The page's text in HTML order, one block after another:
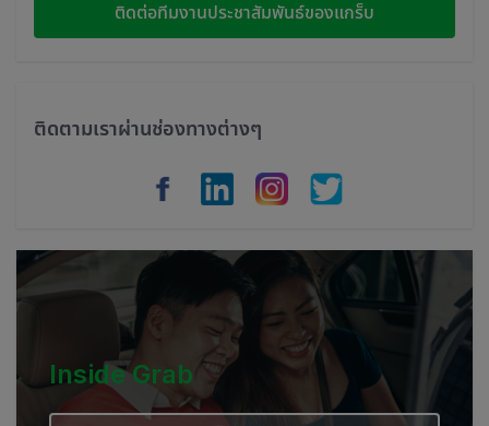
Cambodia
ติดต่อทีมงานประชาสัมพันธ์ของแกร็บ
ติดตามเราผ่านช่องทางต่างๆ
Inside Grab